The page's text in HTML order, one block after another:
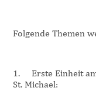
Folgende Themen
1.
Erste Einheit
St. Michael: